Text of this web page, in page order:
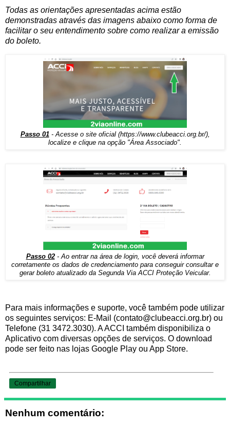
Todas as orientações apresentadas acima estão
demonstradas através das imagens abaixo como forma de
facilitar o seu entendimento sobre como realizar a emissão
do boleto.
Passo 01- Acesse o site oficial (https://www.clubeacci.org.br/),
localize e clique na opção "Área Associado".
Passo 02 - Ao entrar na área de login, você deverá informar
corretamente os dados de credenciamento para conseguir consultar e
gerar boleto atualizado da Segunda Via ACCI Proteção Veicular.
Para mais informações e suporte, você também pode utilizar
os seguintes serviços: E-Mail (contato@clubeacci.org.br) ou
Telefone (31 3472.3030). A ACCI também disponibiliza o
Aplicativo com diversas opções de serviços. O download
pode ser feito nas lojas Google Play ou App Store.
Compartilhar
Nenhum comentário: